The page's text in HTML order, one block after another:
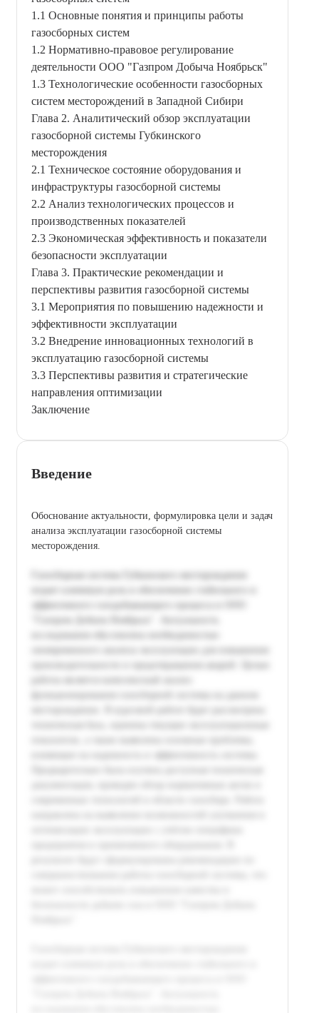
1.1 Основные понятия и принципы работы
газосборных систем
1.2 Нормативно-правовое регулирование
деятельности ООО "Газпром Добыча Ноябрьск"
1.3 Технологические особенности газосборных
систем месторождений в Западной Сибири
Глава 2. Аналитический обзор эксплуатации
газосборной системы Губкинского
месторождения
2.1 Техническое состояние оборудования и
инфраструктуры газосборной системы
2.2 Анализ технологических процессов и
производственных показателей
2.3 Экономическая эффективность и показатели
безопасности эксплуатации
Глава 3. Практические рекомендации и
перспективы развития газосборной системы
3.1 Мероприятия по повышению надежности и
эффективности эксплуатации
3.2 Внедрение инновационных технологий в
эксплуатацию газосборной системы
3.3 Перспективы развития и стратегические
направления оптимизации
Заключение
Введение
Обоснование актуальности, формулировка цели и задач
анализа эксплуатации газосборной системы
месторождения.